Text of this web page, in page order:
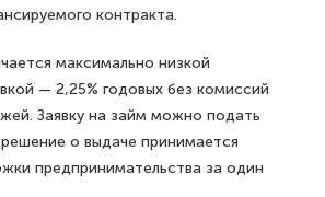
контракта.
максимально низкой
— 2,25% годовых без комиссий
Заявку на займ можно подать
о выдаче принимается
предпринимательства за один